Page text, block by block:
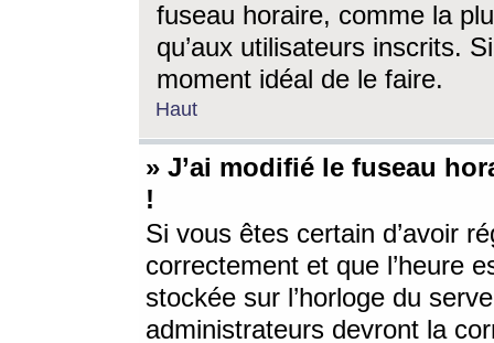
fuseau horaire, comme la
qu’aux utilisateurs inscrits.
moment idéal de le faire.
Haut
» J’ai modifié le fuseau
!
Si vous êtes certain d’avoir
correctement et que l’heure
stockée sur l’horloge du
administrateurs devront la